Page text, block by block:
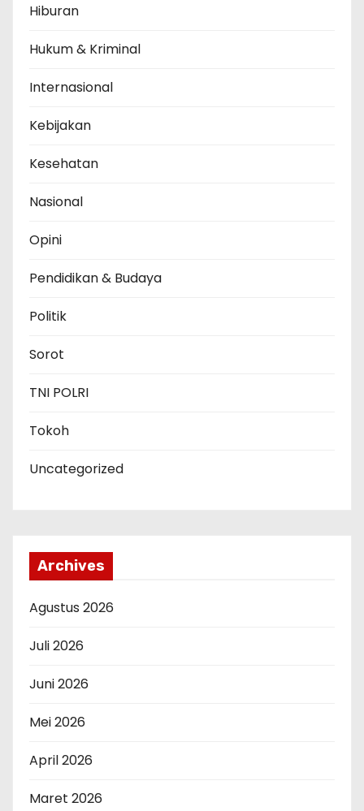
Hiburan
Hukum & Kriminal
Internasional
Kebijakan
Kesehatan
Nasional
Opini
Pendidikan & Budaya
Politik
Sorot
TNI POLRI
Tokoh
Uncategorized
Archives
Agustus 2026
Juli 2026
Juni 2026
Mei 2026
April 2026
Maret 2026